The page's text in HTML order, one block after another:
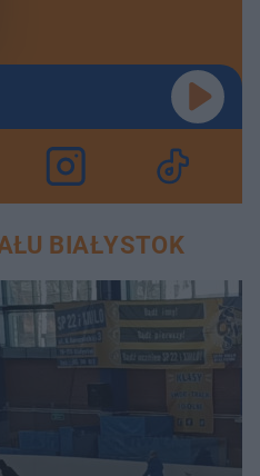
BIAŁYSTOK